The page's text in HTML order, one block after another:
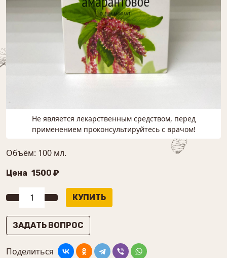
Не является лекарственным средством, перед
применением проконсультируйтесь с врачом!
Объём: 100 мл.
Цена 1500 ₽
ЗАДАТЬ ВОПРОС
Поделиться